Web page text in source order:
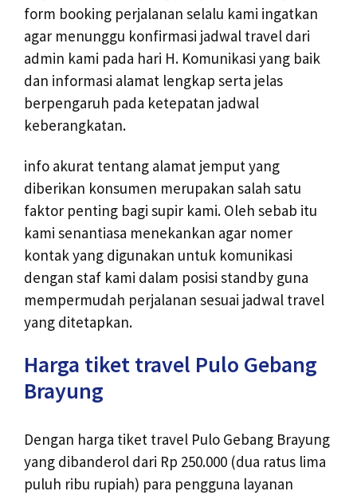
form booking perjalanan selalu kami ingatkan
agar menunggu konfirmasi jadwal travel dari
admin kami pada hari H. Komunikasi yang baik
dan informasi alamat lengkap serta jelas
berpengaruh pada ketepatan jadwal
keberangkatan.
info akurat tentang alamat jemput yang
diberikan konsumen merupakan salah satu
faktor penting bagi supir kami. Oleh sebab itu
kami senantiasa menekankan agar nomer
kontak yang digunakan untuk komunikasi
dengan staf kami dalam posisi standby guna
mempermudah perjalanan sesuai jadwal travel
yang ditetapkan.
Harga tiket travel Pulo Gebang
Brayung
Dengan harga tiket travel Pulo Gebang Brayung
yang dibanderol dari Rp 250.000 (dua ratus lima
puluh ribu rupiah) para pengguna layanan